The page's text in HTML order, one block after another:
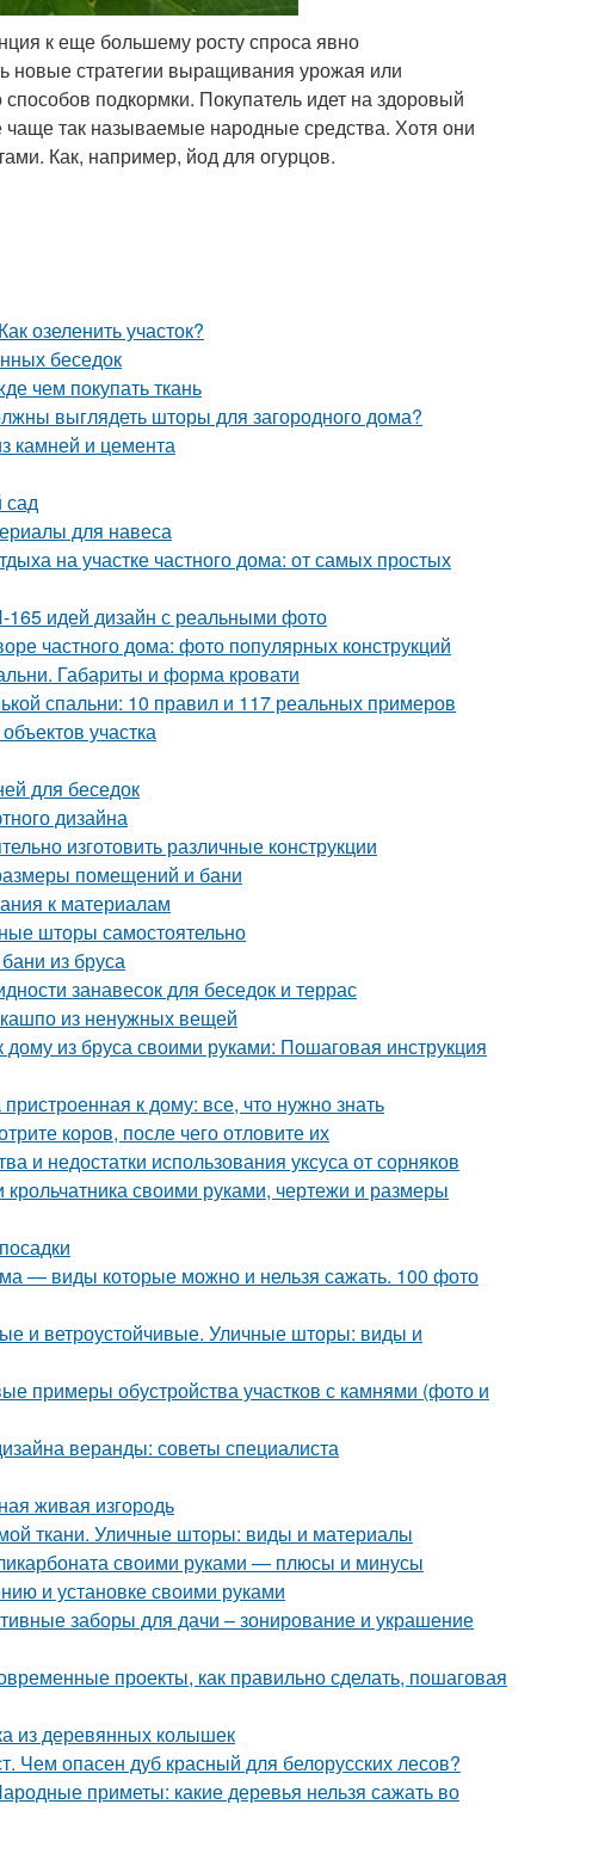
к еще большему росту спроса явно
новые стратегии выращивания урожая или
подкормки. Покупатель идет на здоровый
так называемые народные средства. Хотя они
Как, например, йод для огурцов.
озеленить участок?
беседок
чем покупать ткань
выглядеть шторы для загородного дома?
камней и цемента
сад
для навеса
на участке частного дома: от самых простых
идей дизайн с реальными фото
частного дома: фото популярных конструкций
Габариты и форма кровати
спальни: 10 правил и 117 реальных примеров
участка
для беседок
дизайна
изготовить различные конструкции
помещений и бани
к материалам
шторы самостоятельно
из бруса
занавесок для беседок и террас
из ненужных вещей
из бруса своими руками: Пошаговая инструкция
к дому: все, что нужно знать
коров, после чего отловите их
и недостатки использования уксуса от сорняков
своими руками, чертежи и размеры
— виды которые можно и нельзя сажать. 100 фото
и ветроустойчивые. Уличные шторы: виды и
примеры обустройства участков с камнями (фото и
веранды: советы специалиста
живая изгородь
ткани. Уличные шторы: виды и материалы
своими руками — плюсы и минусы
и установке своими руками
заборы для дачи – зонирование и украшение
проекты, как правильно сделать, пошаговая
из деревянных колышек
Чем опасен дуб красный для белорусских лесов?
приметы: какие деревья нельзя сажать во